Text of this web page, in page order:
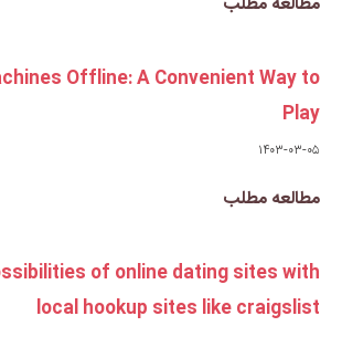
Free Port Machines Offline:
Unlock the possibilities of
local